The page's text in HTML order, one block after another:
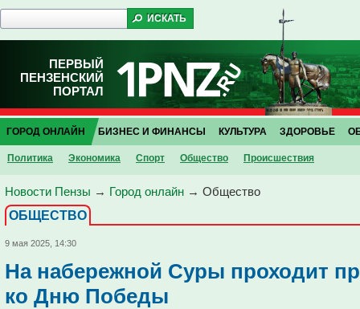
ПЕРВЫЙ
ПЕНЗЕНСКИЙ
ПОРТАЛ
ГОРОД ОНЛАЙН
Политика Экономика Спорт Общество Проиcшествия
БИЗНЕС И ФИНАНСЫ КУЛЬТУРА ЗДОРОВЬЕ
Новости Пензы → Город онлайн → Общество
ОБЩЕСТВО
9 мая 2025, 14:30
На набережной Суры проходит
ко Дню Победы